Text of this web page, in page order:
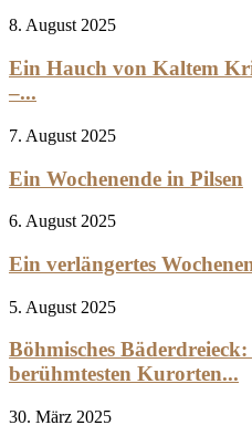
8. August 2025
Ein Hauch von Kaltem
–...
7. August 2025
Ein Wochenende in Pilsen
6. August 2025
Ein verlängertes
5. August 2025
Böhmisches
berühmtesten Kurorten...
30. März 2025